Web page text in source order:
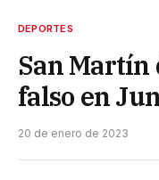
DEPORTES
San Martín
falso en
20 de enero de 2023